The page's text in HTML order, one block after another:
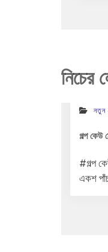
নিচের
নতুন
গল্প কেউ
#গল্প
একশ